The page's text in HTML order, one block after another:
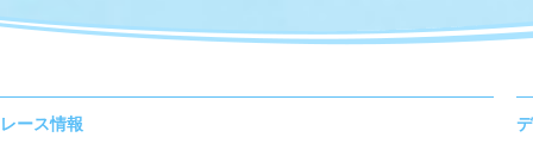
レース情報